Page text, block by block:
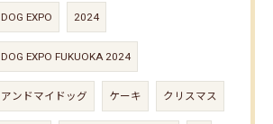
DOG EXPO 2024
DOG EXPO FUKUOKA 2024
アンドマイドッグ ケーキ クリスマス